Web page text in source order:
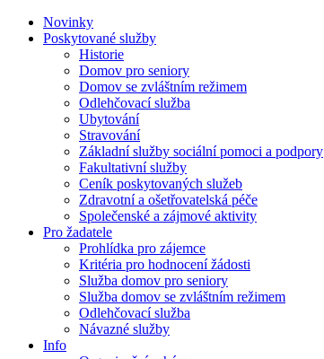
Novinky
Poskytované služby
Historie
Domov pro seniory
Domov se zvláštním režimem
Odlehčovací služba
Ubytování
Stravování
Základní služby sociální pomoci a podpory
Fakultativní služby
Ceník poskytovaných služeb
Zdravotní a ošetřovatelská péče
Společenské a zájmové aktivity
Pro žadatele
Prohlídka pro zájemce
Kritéria pro hodnocení žádosti
Služba domov pro seniory
Služba domov se zvláštním režimem
Odlehčovací služba
Návazné služby
Info